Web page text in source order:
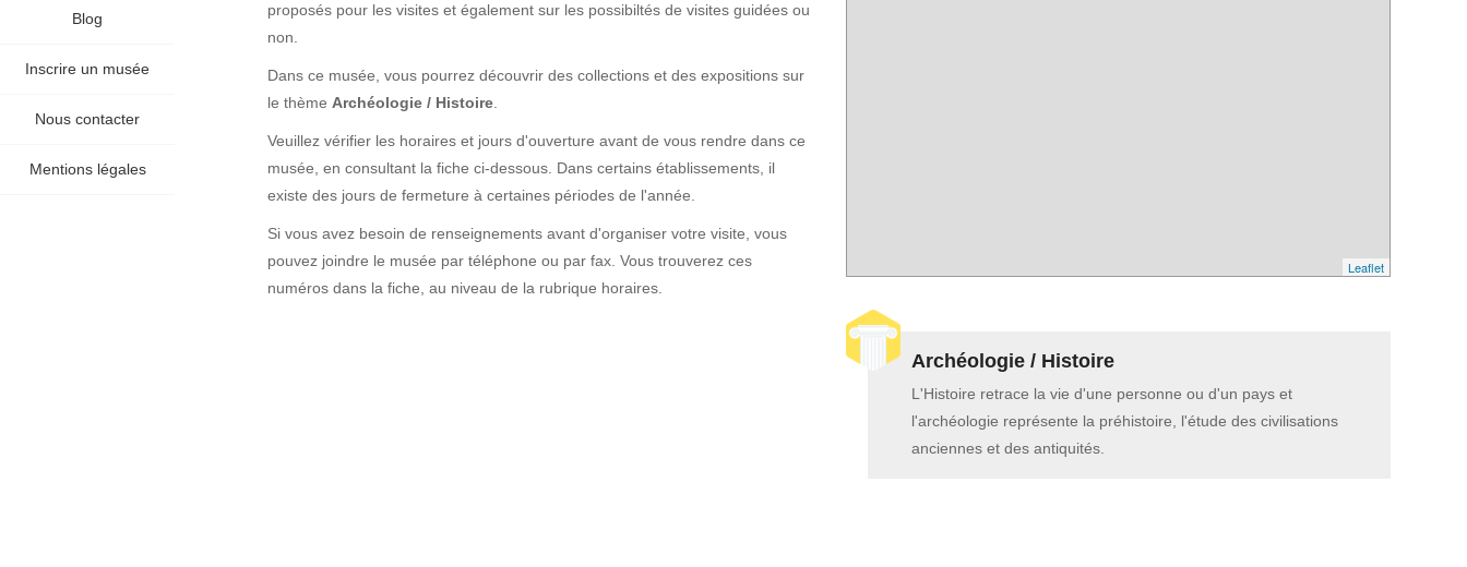
Blog
Inscrire un musée
Nous contacter
Mentions légales
proposés pour les visites et également sur les possibiltés de visites guidées ou
non.
Dans ce musée, vous pourrez découvrir des collections et des expositions sur
le thème Archéologie / Histoire
Veuillez vérifier les horaires et jours d'ouverture avant de vous rendre dans ce
musée, en consultant la fiche ci-dessous. Dans certains établissements, il
existe des jours de fermeture à certaines périodes de l'année.
Si vous avez besoin de renseignements avant d'organiser votre visite, vous
pouvez joindre le musée par téléphone ou par fax. Vous trouverez ces
numéros dans la fiche, au niveau de la rubrique horaires.
Leaflet
Archéologie / Histoire
L'Histoire retrace la vie d'une personne ou d'un pays et
l'archéologie représente la préhistoire, l'étude des civilisations
anciennes et des antiquités.